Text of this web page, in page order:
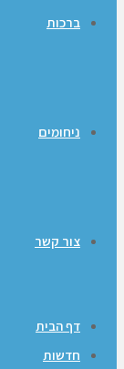
ברכות
ניחומים
צור קשר
דף הבית
חדשות